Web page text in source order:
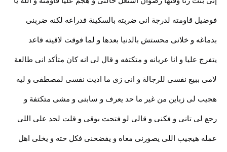
فوضيل قاومته لدرجة انى ضربته بالسكينة فدراعه لكنه ضربنى
بدماغه و خلانى محستش بالدنيا بعدها و لما فوقت لاقيته قاعد
يتفرج عليا و انا عريانه و متكتفه و قال لى انه كان متأكد انى طالعة
لامى ببيع نفسى للرجالة و انى زى ما اديت نفسى لمصطفى و ليه
هجيب لى زباين من غير ما حد يعرف و سابنى و مشى متكتفة و
رجع لى تانى و فكنى و قالى لو فتحت بوقى و قلت لحد على اللى
عمله هيجيب اللى يصورنى معاه و يفضحنى فكل حته و يخلى اهل